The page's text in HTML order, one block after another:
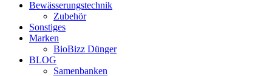
Bewässerungstechnik
Zubehör
Sonstiges
Marken
BioBizz Dünger
BLOG
Samenbanken